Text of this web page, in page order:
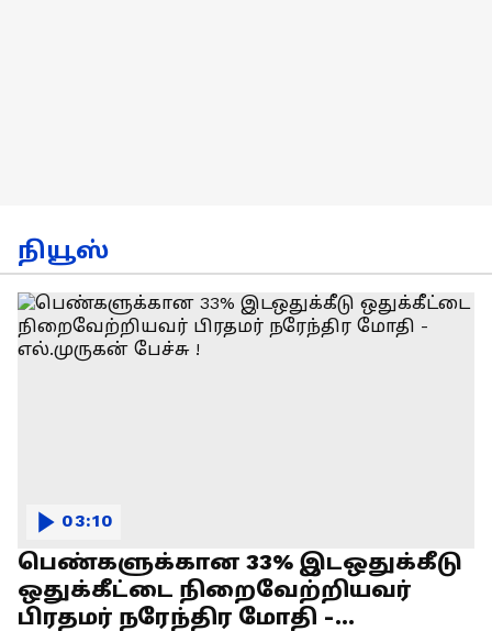
நியூஸ்
பெண்களுக்கான 33% இடஒதுக்கீடு
ஒதுக்கீட்டை நிறைவேற்றியவர்
பிரதமர் நரேந்திர மோதி -
03:10